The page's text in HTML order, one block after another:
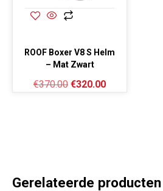
ROOF Boxer V8 S Helm
– Mat Zwart
€370.00 €320.00
Gerelateerde producten